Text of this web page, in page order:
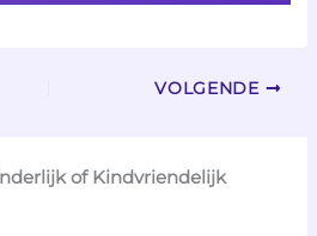
VOLGENDE
of Kindvriendelijk